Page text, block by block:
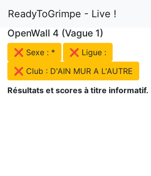
ReadyToGrimpe - Live !
OpenWall 4 (Vague 1)
❌ Sexe : *
❌ Ligue :
❌ Club : D'AIN MUR A L'AUTRE
Résultats et scores à titre informatif.